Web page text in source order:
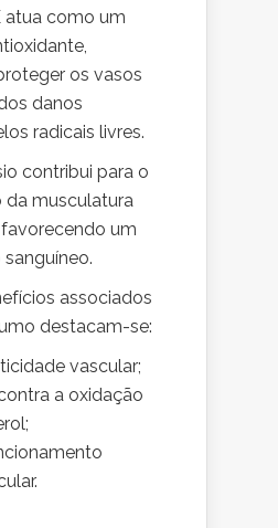
atua como um
os vasos
danos
radicais livres.
contribui para o
da musculatura
favorecendo um
associados
destacam-se:
vascular;
a oxidação